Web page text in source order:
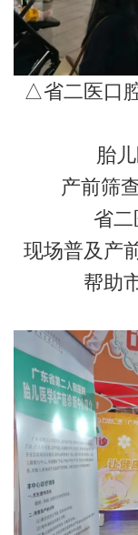
△省二医口
胎
产前筛
省
现场普及产
帮助